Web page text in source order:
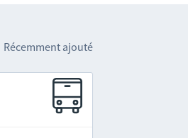
Récemment ajouté